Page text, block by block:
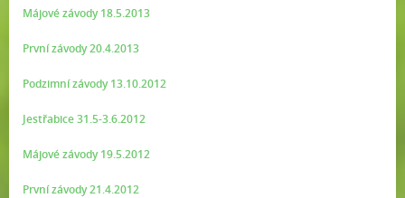
Májové závody 18.5.2013
První závody 20.4.2013
Podzimní závody 13.10.2012
Jestřabice 31.5-3.6.2012
Májové závody 19.5.2012
První závody 21.4.2012